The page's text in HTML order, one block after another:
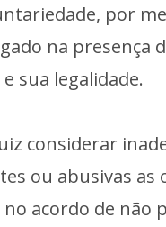
por
na presença
e sua legalidade.
considerar
ou abusivas as
acordo de não